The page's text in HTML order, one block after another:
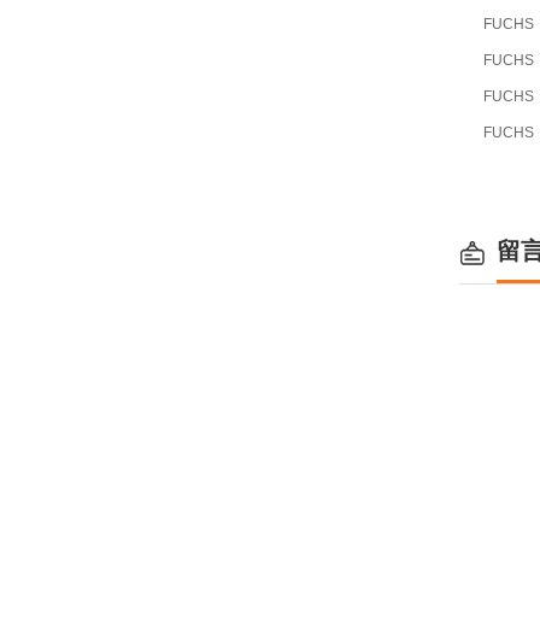
FUCHS
FUCHS
FUCHS
FUCHS
留